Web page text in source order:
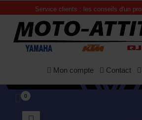
Service clients : les conseils d'un pro
Mon compte Contact
0